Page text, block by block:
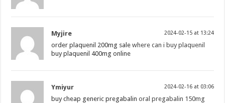
Myjire 2024-02-15 at 13:24
order plaquenil 200mg salewhere can i buy plaquenil
buy plaquenil 400mg online
Ymiyur 2024-02-16 at 03:06
buy cheap generic pregabalinoral pregabalin 150mg